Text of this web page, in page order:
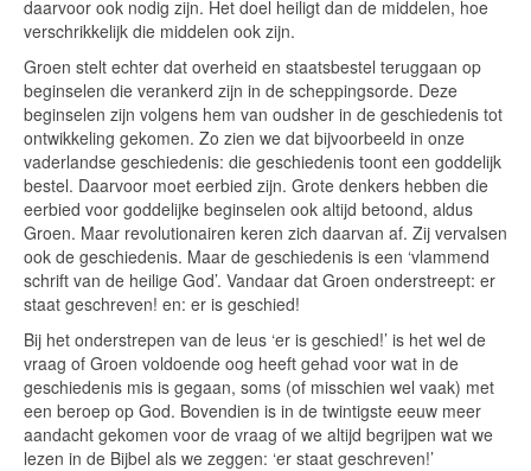
daarvoor ook nodig zijn. Het doel heiligt dan de middelen, hoe
verschrikkelijk die middelen ook zijn.
Groen stelt echter dat overheid en staatsbestel teruggaan op
beginselen die verankerd zijn in de scheppingsorde. Deze
beginselen zijn volgens hem van oudsher in de geschiedenis tot
ontwikkeling gekomen. Zo zien we dat bijvoorbeeld in onze
vaderlandse geschiedenis: die geschiedenis toont een goddelijk
bestel. Daarvoor moet eerbied zijn. Grote denkers hebben die
eerbied voor goddelijke beginselen ook altijd betoond, aldus
Groen. Maar revolutionairen keren zich daarvan af. Zij vervalsen
ook de geschiedenis. Maar de geschiedenis is een ‘vlammend
schrift van de heilige God’. Vandaar dat Groen onderstreept: er
staat geschreven! en: er is geschied!
Bij het onderstrepen van de leus ‘er is geschied!’ is het wel de
vraag of Groen voldoende oog heeft gehad voor wat in de
geschiedenis mis is gegaan, soms (of misschien wel vaak) met
een beroep op God. Bovendien is in de twintigste eeuw meer
aandacht gekomen voor de vraag of we altijd begrijpen wat we
lezen in de Bijbel als we zeggen: ‘er staat geschreven!’